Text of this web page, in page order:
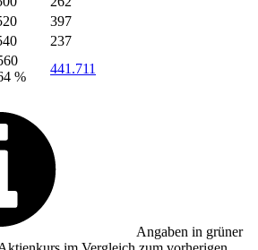
397
237
%
441.711
Angaben in grüner